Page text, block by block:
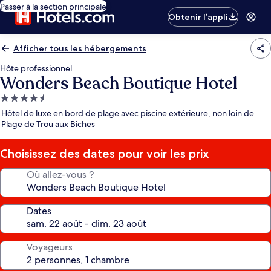
Passer à la section principale
Obtenir l’appli
Afficher tous les hébergements
Hôte professionnel
Wonders Beach Boutique Hotel
Hébergement
4.5 étoiles
Hôtel de luxe en bord de plage avec piscine extérieure, non loin de
Plage de Trou aux Biches
Choisissez des dates pour voir les prix
Où allez-vous ?
Dates
Voyageurs